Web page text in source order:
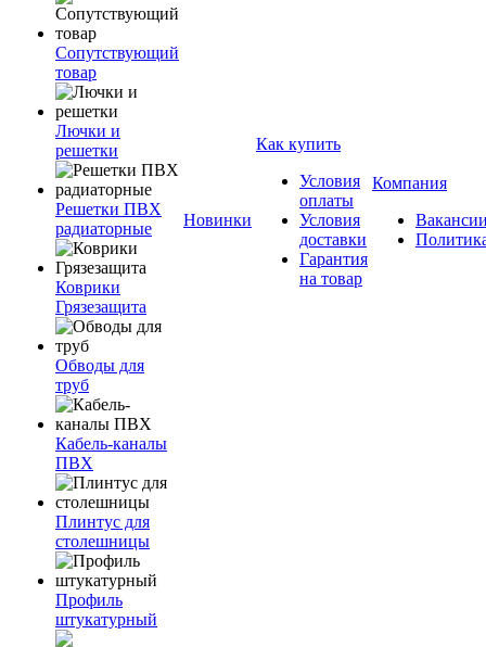
Сопутствующий
товар
Лючки и
решетки
Решетки ПВХ
радиаторные
Коврики
Грязезащита
Обводы для
труб
Кабель-каналы
ПВХ
Плинтус для
столешницы
Профиль
штукатурный
Новинки
Как купить
Условия
оплаты
Условия
доставки
Гарантия
на товар
Компания